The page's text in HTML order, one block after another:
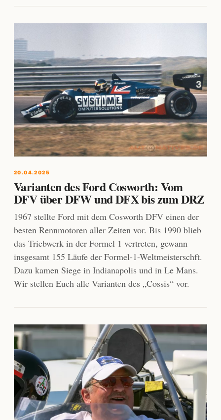
20.04.2025
Varianten des Ford Cosworth: Vom
DFV über DFW und DFX bis zum DRZ
1967 stellte Ford mit dem Cosworth DFV einen der
besten Rennmotoren aller Zeiten vor. Bis 1990 blieb
das Triebwerk in der Formel 1 vertreten, gewann
insgesamt 155 Läufe der Formel-1-Weltmeisterschft.
Dazu kamen Siege in Indianapolis und in Le Mans.
Wir stellen Euch alle Varianten des „Cossis“ vor.